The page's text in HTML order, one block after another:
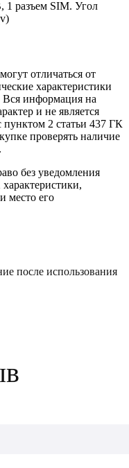
1 разъем SIM. Угол
отличаться от
характеристики
Вся информация на
и не является
пунктом 2 статьи 437 ГК
проверять наличие
без уведомления
место его
после использования